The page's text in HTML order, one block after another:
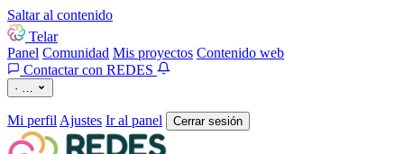
Saltar al contenido
Telar
Panel Comunidad Mis proyectos Contenido web
Contactar con REDES
· …
Mi perfil Ajustes Ir al panel Cerrar sesión